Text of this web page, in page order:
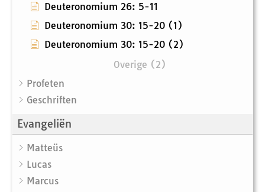
Deuteronomium 26: 5-11
Deuteronomium 30: 15-20 (1)
Deuteronomium 30: 15-20 (2)
Overige (2)
Profeten
Geschriften
Evangeliën
Matteüs
Lucas
Marcus